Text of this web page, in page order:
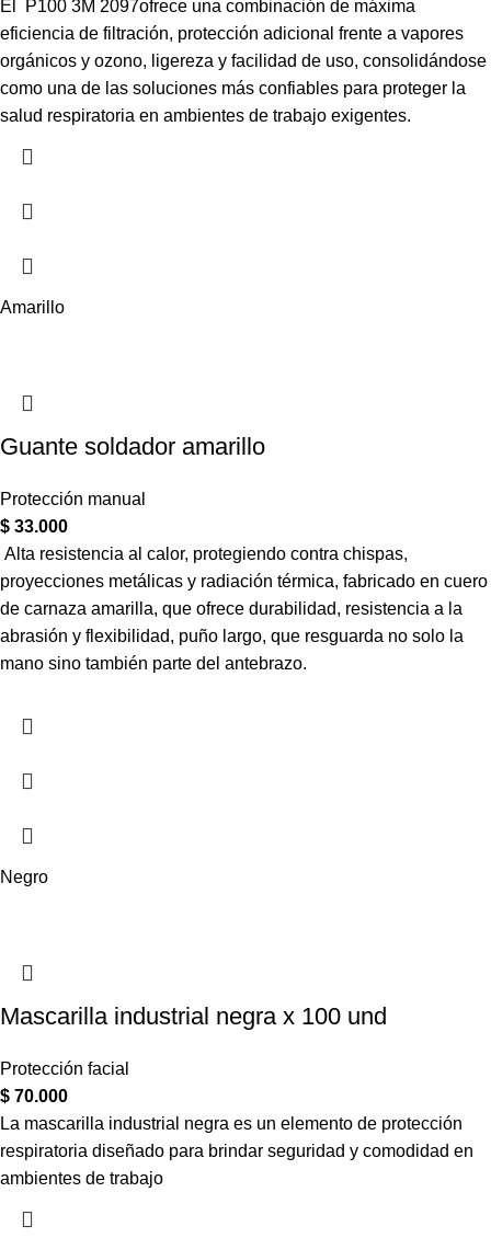
El P100 3M 2097ofrece una combinación de máxima
eficiencia de filtración, protección adicional frente a vapores
orgánicos y ozono, ligereza y facilidad de uso, consolidándose
como una de las soluciones más confiables para proteger la
salud respiratoria en ambientes de trabajo exigentes.
Amarillo
Guante soldador amarillo
Protección manual
$ 33.000
Alta resistencia al calor, protegiendo contra chispas,
proyecciones metálicas y radiación térmica, fabricado en cuero
de carnaza amarilla, que ofrece durabilidad, resistencia a la
abrasión y flexibilidad, puño largo, que resguarda no solo la
mano sino también parte del antebrazo.
Negro
Mascarilla industrial negra x 100 und
Protección facial
$ 70.000
La mascarilla industrial negra es un elemento de protección
respiratoria diseñado para brindar seguridad y comodidad en
ambientes de trabajo